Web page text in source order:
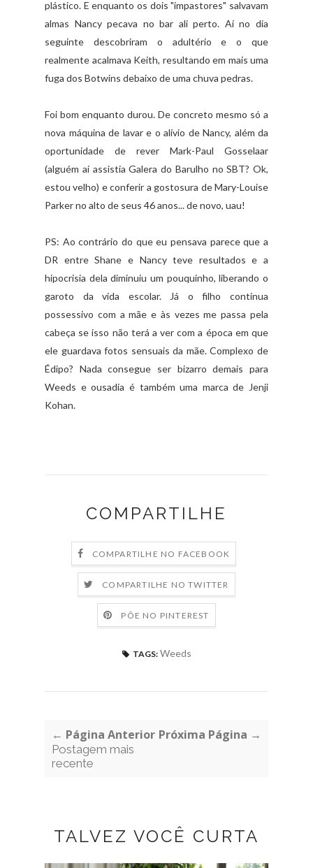
plástico. E enquanto os dois "impastores" salvavam
almas Nancy pecava no bar ali perto. Aí no dia
seguinte descobriram o adultério e o que
realmente acalmava Keith, resultando em mais uma
fuga dos Botwins debaixo de uma chuva pedras.
Foi bom enquanto durou. De concreto mesmo só a
nova máquina de lavar e o alívio de Nancy, além da
oportunidade de rever Mark-Paul Gosselaar
(alguém aí assistia Galera do Barulho no SBT? Ok,
estou velho) e conferir a gostosura de Mary-Louise
Parker no alto de seus 46 anos... de novo, uau!
PS: Ao contrário do que eu pensava parece que a
DR entre Shane e Nancy teve resultados e a
hipocrisia dela diminuiu um pouquinho, liberando o
garoto da vida escolar. Já o filho continua
possessivo com a mãe e às vezes me passa pela
cabeça se isso não terá a ver com a época em que
ele guardava fotos sensuais da mãe. Complexo de
Édipo? Nada consegue ser bizarro demais para
Weeds e ousadia é também uma marca de Jenji
Kohan.
COMPARTILHE
COMPARTILHE NO FACEBOOK
COMPARTILHE NO TWITTER
PÕE NO PINTEREST
TAGS: Weeds
← Página Anterior
Postagem mais
recente
Próxima Página →
TALVEZ VOCÊ CURTA